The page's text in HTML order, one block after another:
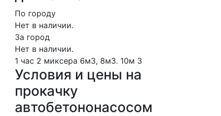
По городу
Нет в наличии.
За город
Нет в наличии.
1 час 2 миксера 6м3, 8м3. 10м 3
Условия и цены на
прокачку
автобетононасосом